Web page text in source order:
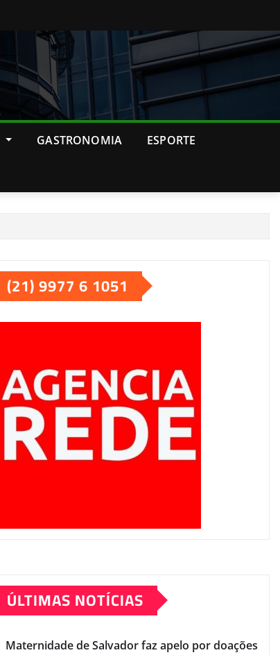
GASTRONOMIA ESPORTE
(21) 9977 6 1051
ÚLTIMAS NOTÍCIAS
Maternidade de Salvador faz apelo por doações